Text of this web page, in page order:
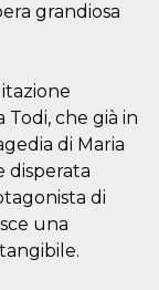
grandiosa
che già in
di Maria
disperata
di
una
Scadenza Descrizione
4
settimane
2 giorni
utente. Può
essere di